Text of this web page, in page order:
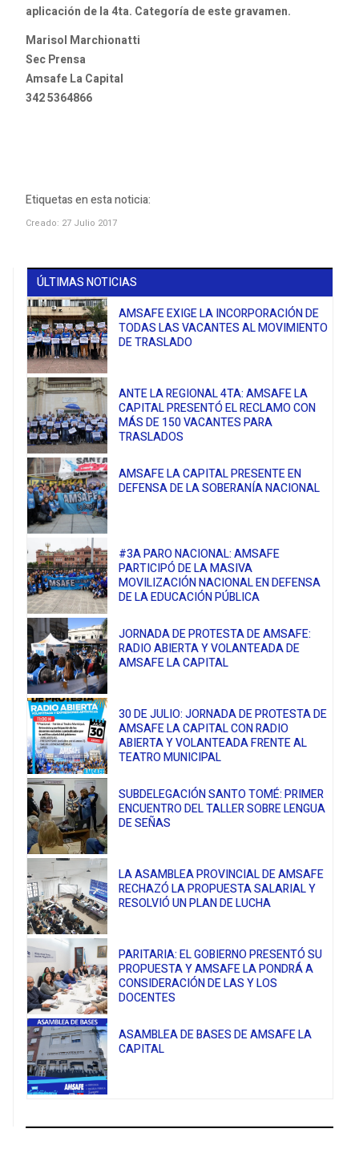
aplicación de la 4ta. Categoría de este gravamen.
Marisol Marchionatti
Sec Prensa
Amsafe La Capital
342 5364866
Etiquetas en esta noticia:
Creado: 27 Julio 2017
ÚLTIMAS NOTICIAS
AMSAFE EXIGE LA INCORPORACIÓN DE
TODAS LAS VACANTES AL MOVIMIENTO
DE TRASLADO
ANTE LA REGIONAL 4TA: AMSAFE LA
CAPITAL PRESENTÓ EL RECLAMO CON
MÁS DE 150 VACANTES PARA
TRASLADOS
AMSAFE LA CAPITAL PRESENTE EN
DEFENSA DE LA SOBERANÍA NACIONAL
#3A PARO NACIONAL: AMSAFE
PARTICIPÓ DE LA MASIVA
MOVILIZACIÓN NACIONAL EN DEFENSA
DE LA EDUCACIÓN PÚBLICA
JORNADA DE PROTESTA DE AMSAFE:
RADIO ABIERTA Y VOLANTEADA DE
AMSAFE LA CAPITAL
30 DE JULIO: JORNADA DE PROTESTA DE
AMSAFE LA CAPITAL CON RADIO
ABIERTA Y VOLANTEADA FRENTE AL
TEATRO MUNICIPAL
SUBDELEGACIÓN SANTO TOMÉ: PRIMER
ENCUENTRO DEL TALLER SOBRE LENGUA
DE SEÑAS
LA ASAMBLEA PROVINCIAL DE AMSAFE
RECHAZÓ LA PROPUESTA SALARIAL Y
RESOLVIÓ UN PLAN DE LUCHA
PARITARIA: EL GOBIERNO PRESENTÓ SU
PROPUESTA Y AMSAFE LA PONDRÁ A
CONSIDERACIÓN DE LAS Y LOS
DOCENTES
ASAMBLEA DE BASES DE AMSAFE LA
CAPITAL